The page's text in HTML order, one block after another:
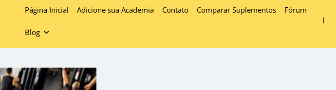
Página Inicial Adicione sua Academia Contato Comparar Suplementos Fórum
Blog